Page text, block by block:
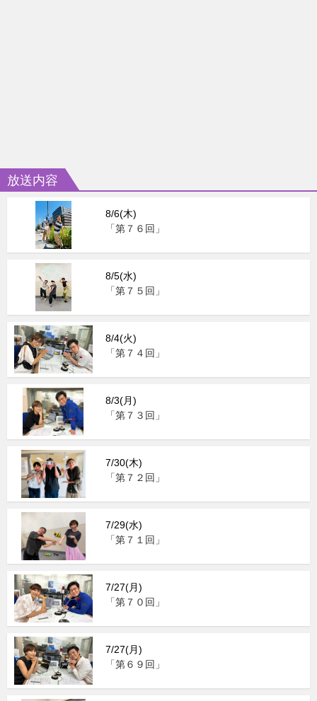
放送内容
8/6(木)
「第７６回」
8/5(水)
「第７５回」
8/4(火)
「第７４回」
8/3(月)
「第７３回」
7/30(木)
「第７２回」
7/29(水)
「第７１回」
7/27(月)
「第７０回」
7/27(月)
「第６９回」